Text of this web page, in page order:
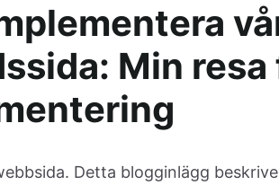
Min resa
Detta blogginlägg